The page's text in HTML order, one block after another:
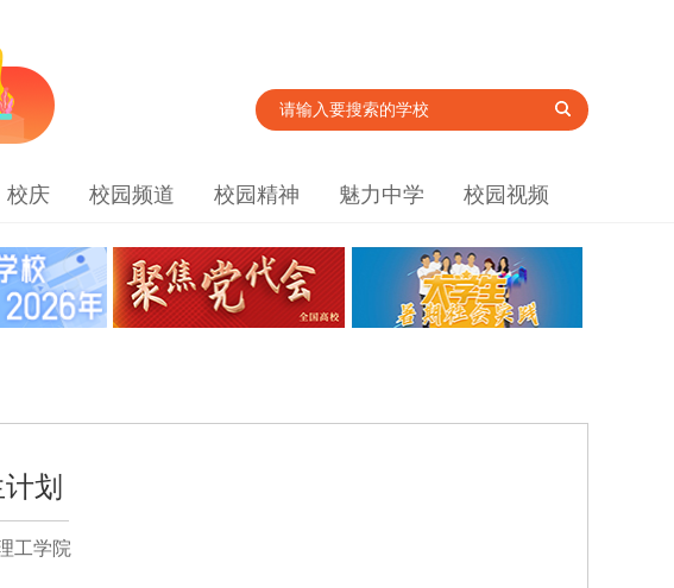
校庆 校园频道 校园精神 魅力中学 校园视频
划
工学院